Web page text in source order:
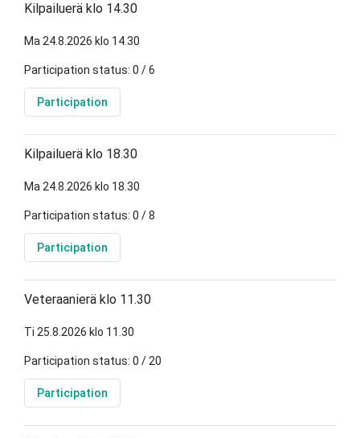
Kilpailuerä klo 14.30
Ma 24.8.2026 klo 14.30
Participation status: 0 / 6
Participation
Kilpailuerä klo 18.30
Ma 24.8.2026 klo 18.30
Participation status: 0 / 8
Participation
Veteraanierä klo 11.30
Ti 25.8.2026 klo 11.30
Participation status: 0 / 20
Participation